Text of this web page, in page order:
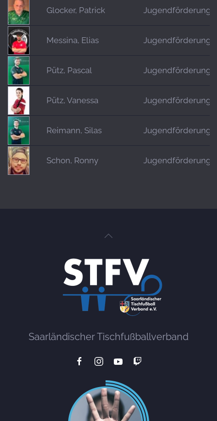
Glocker, Patrick Jugendförderung
Messina, Elias Jugendförderung
Pütz, Pascal Jugendförderung
Pütz, Vanessa Jugendförderung
Reimann, Silas Jugendförderung
Schon, Ronny Jugendförderung
Saarländischer Tischfußballverband